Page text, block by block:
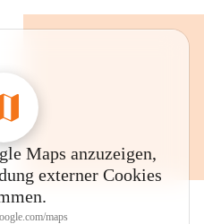
Maps anzuzeigen,
externer Cookies
maps